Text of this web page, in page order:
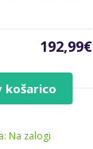
192,99€
košarico
Na zalogi